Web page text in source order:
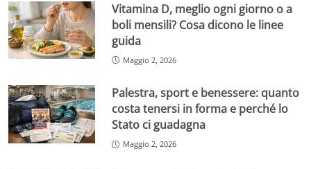
Vitamina D, meglio ogni giorno o a
boli mensili? Cosa dicono le linee
guida
Maggio 2, 2026
Palestra, sport e benessere: quanto
costa tenersi in forma e perché lo
Stato ci guadagna
Maggio 2, 2026